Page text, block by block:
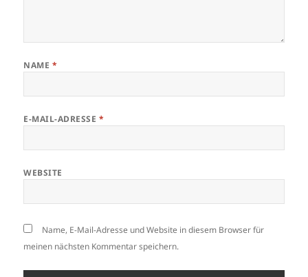
NAME *
E-MAIL-ADRESSE *
WEBSITE
Name, E-Mail-Adresse und Website in diesem Browser für
meinen nächsten Kommentar speichern.